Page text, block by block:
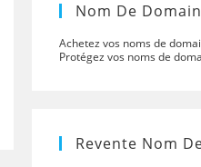
Nom De
Achetez vos noms de
Protégez vos noms de
Revente Nom